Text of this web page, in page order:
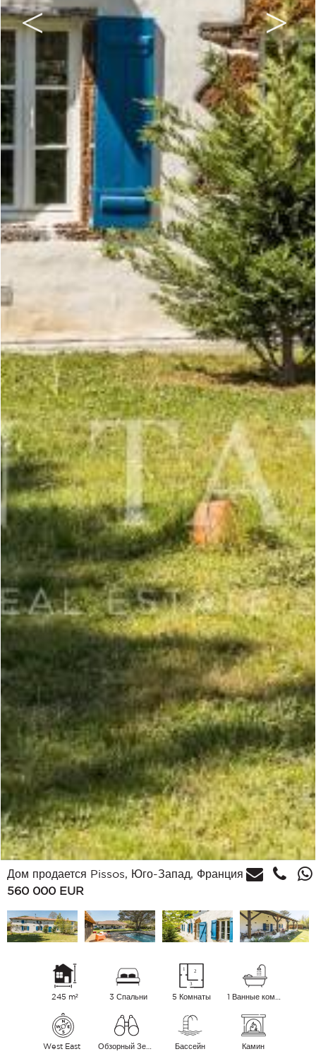
Дом продается Pissos, Юго-Запад, Франция
560 000 EUR
245 m² 3 Спальни 5 Комнаты
West East Бассейн Камин